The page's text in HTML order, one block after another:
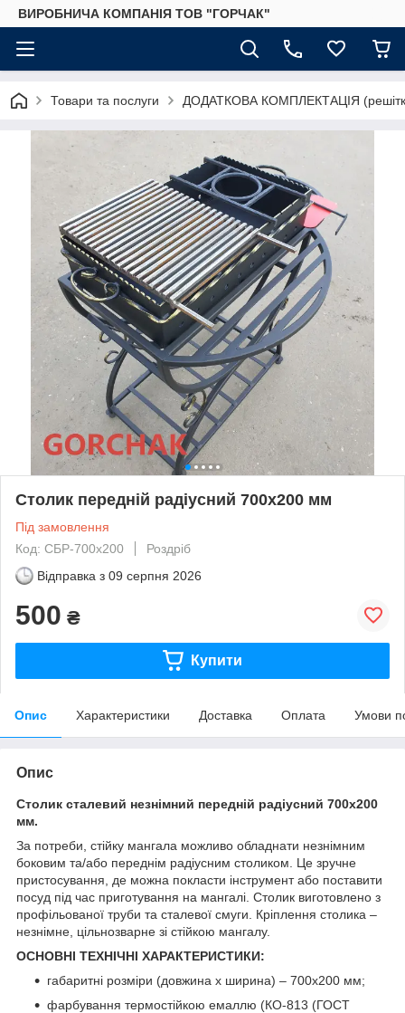
ВИРОБНИЧА КОМПАНІЯ ТОВ "ГОРЧАК"
Товари та послуги ДОДАТКОВА КОМПЛЕКТАЦІЯ
Столик передній радіусний 700х200 мм
Під замовлення
Код: СБР-700х200
Роздріб
Відправка з 09 серпня 2026
500 ₴
Купити
Опис Характеристики Доставка Оплата Умови
Опис
Столик сталевий незнімний передній радіусний 700х200
мм.
За потреби, стійку мангала можливо обладнати незнімним
боковим та/або переднім радіусним столиком. Це зручне
пристосування, де можна покласти інструмент або поставити
посуд під час приготування на мангалі. Столик виготовлено з
профільованої труби та сталевої смуги. Кріплення столика –
незнімне, цільнозварне зі стійкою мангалу.
ОСНОВНІ ТЕХНІЧНІ ХАРАКТЕРИСТИКИ:
габаритні розміри (довжина х ширина) – 700х200 мм;
фарбування термостійкою емаллю (КО-813 (ГОСТ